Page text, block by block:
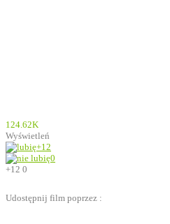
124.62K
Wyświetleń
+12
0
+12 0
Udostępnij film poprzez :